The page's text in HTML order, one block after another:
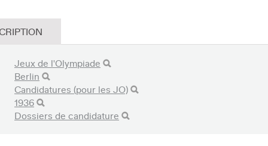
Jeux de l'Olympiade
Berlin
Candidatures (pour les JO)
1936
Dossiers de candidature